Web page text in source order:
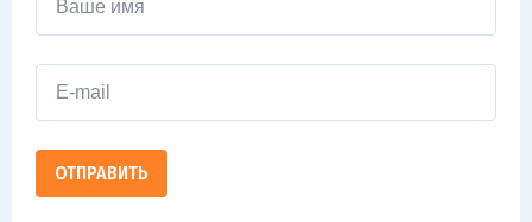
ОТПРАВИТЬ